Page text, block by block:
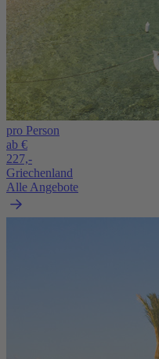
pro Person
ab €
227,-
Griechenland
Alle Angebote